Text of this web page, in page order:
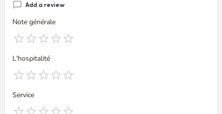
Add a review
Note générale
L'hospitalité
Service